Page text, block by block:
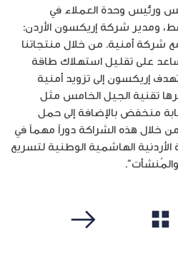
ورئيس وحدة العملاء في
ومدير شركة إريكسون الأردن:
شركة أمنية. من خلال منتجاتنا
على تقليل استهلاك طاقة
إريكسون إلى تزويد أمنية
تقنية الجيل الخامس مثل
منخفض بالإضافة إلى حمل
خلال هذه الشراكة دوراً مهماً في
الهاشمية الوطنية لتسريع